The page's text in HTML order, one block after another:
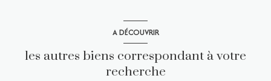
A DÉCOUVRIR
les autres biens correspondant à votre
recherche